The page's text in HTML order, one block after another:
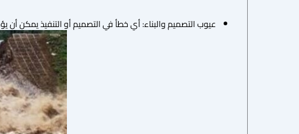
عيوب التصميم والبناء: أي خطأ في التصميم أو التنفيذ يمكن أن